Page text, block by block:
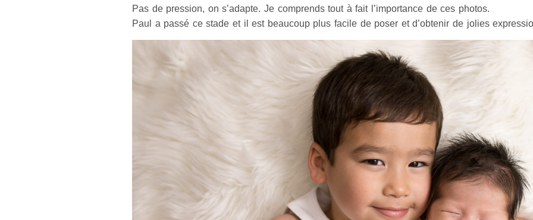
Pas de pression, on s’adapte. Je comprends tout à fait l’importance de ces photos.
Paul a passé ce stade et il est beaucoup plus facile de poser et d’obtenir de jolies